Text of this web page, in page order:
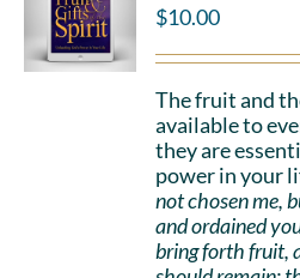
$10.00
The fruit and
available to
they are
power in your
not chosen me,
and ordained
bring forth fruit,